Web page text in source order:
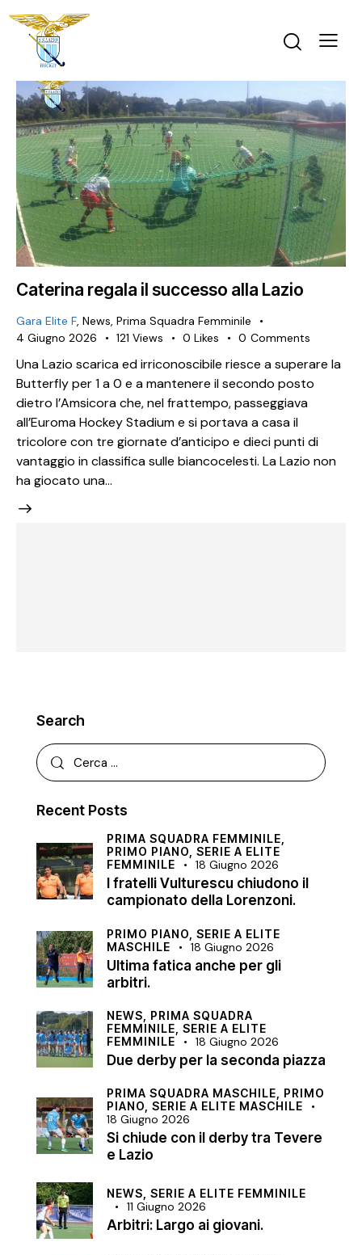
Caterina regala il successo alla Lazio
Gara Elite F, News, Prima Squadra Femminile
4 Giugno 2026
121 Views 0 Likes 0 Comments
Una Lazio scarica ed irriconoscibile riesce a superare la
Butterfly per 1 a 0 e a mantenere il secondo posto
dietro l’Amsicora che, nel frattempo, passeggiava
all’Euroma Hockey Stadium e si portava a casa il
tricolore con tre giornate d’anticipo e dieci punti di
vantaggio in classifica sulle biancocelesti. La Lazio non
ha giocato una…
Search
Recent Posts
PRIMA SQUADRA FEMMINILE,
PRIMO PIANO, SERIE A ELITE
FEMMINILE
18 Giugno 2026
I fratelli Vulturescu chiudono il
campionato della Lorenzoni.
PRIMO PIANO, SERIE A ELITE
MASCHILE
18 Giugno 2026
Ultima fatica anche per gli
arbitri.
NEWS, PRIMA SQUADRA
FEMMINILE, SERIE A ELITE
FEMMINILE
18 Giugno 2026
Due derby per la seconda piazza
PRIMA SQUADRA MASCHILE, PRIMO
PIANO, SERIE A ELITE MASCHILE
18 Giugno 2026
Si chiude con il derby tra Tevere
e Lazio
NEWS, SERIE A ELITE FEMMINILE
11 Giugno 2026
Arbitri: Largo ai giovani.